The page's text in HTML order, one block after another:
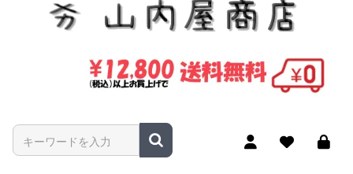
商品名やキーワードを入力